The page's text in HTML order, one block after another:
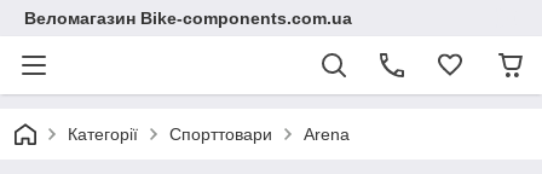
Веломагазин Bike-components.com.ua
Категорії Спорттовари Arena